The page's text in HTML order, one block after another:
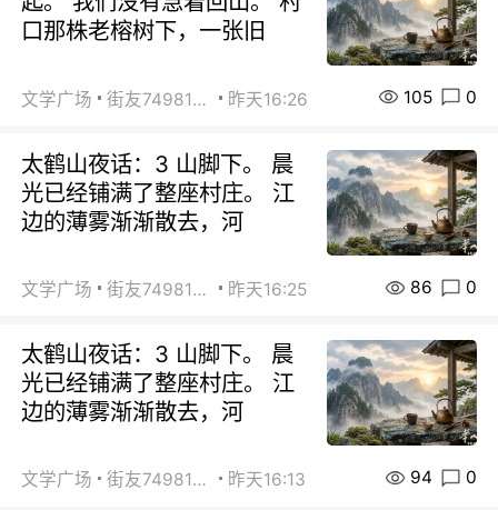
口那株老榕树下，一张旧
文学广场 街友74981146 昨天16:26 105 0
太鹤山夜话：3 山脚下。 晨
光已经铺满了整座村庄。 江
边的薄雾渐渐散去，河
文学广场 街友74981146 昨天16:25 86 0
太鹤山夜话：3 山脚下。 晨
光已经铺满了整座村庄。 江
边的薄雾渐渐散去，河
文学广场 街友74981146 昨天16:13 94 0